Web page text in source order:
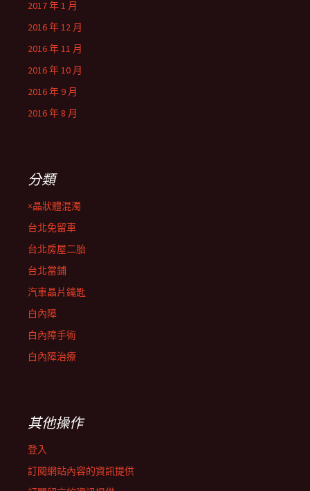
2017 年 1 月
2016 年 12 月
2016 年 11 月
2016 年 10 月
2016 年 9 月
2016 年 8 月
分類
×晶狀體混濁
台北免留車
台北房屋二胎
台北當鋪
汽車晶片鑰匙
白內障
白內障手術
白內障治療
其他操作
登入
訂閱網站內容的資訊提供